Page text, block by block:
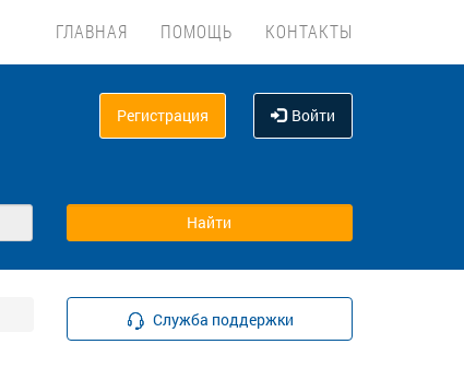
ГЛАВНАЯ ПОМОЩЬ КОНТАКТЫ
Регистрация Войти
Служба поддержки